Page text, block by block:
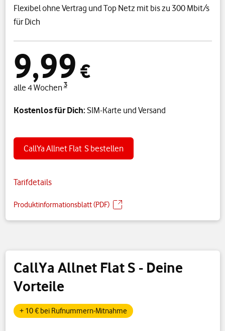
CallYa Allnet Flat S - Deine
Vorteile
+ 10 € bei Rufnummern-Mitnahme
Flexibel ohne Vertrag und Top Netz mit bis zu 300 Mbit/s
für Dich
9,99 €
alle 4 Wochen 3
Kostenlos für Dich: SIM-Karte und Versand
CallYa Allnet Flat Sbestellen
Tarifdetails
Produktinformationsblatt (PDF)